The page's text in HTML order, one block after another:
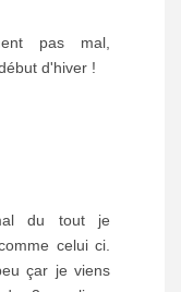
pas mal,
d'hiver !
du tout je
celui ci.
çar je viens